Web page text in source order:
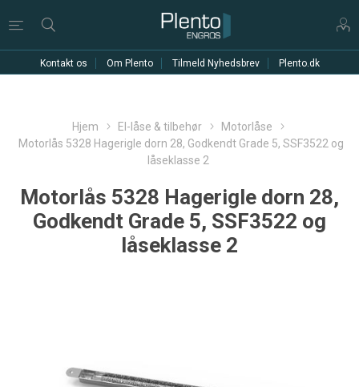
Kontakt os Om Plento Tilmeld Nyhedsbrev Plento.dk
Hjem El-låse & tilbehør
Motorlåse
Motorlås 5328 Hagerigle dorn 28, Godkendt Grade 5, SSF3522 og
låseklasse 2
Motorlås 5328 Hagerigle dorn 28,
Godkendt Grade 5, SSF3522 og
låseklasse 2